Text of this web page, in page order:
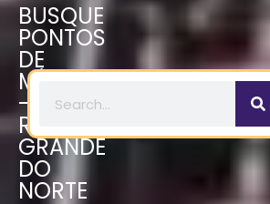
BUSQUE
PONTOS
DE
MÍDIA
-
RIO
GRANDE
DO
NORTE